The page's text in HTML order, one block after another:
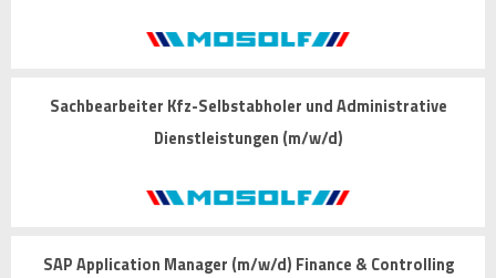
Sachbearbeiter Kfz-Selbstabholer und Administrative
Dienstleistungen (m/w/d)
SAP Application Manager (m/w/d) Finance & Controlling